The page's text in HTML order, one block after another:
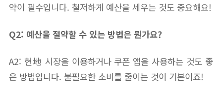
약이 필수입니다. 철저하게 예산을 세우는 것도 중요해요!
Q2: 예산을 절약할 수 있는 방법은 뭔가요?
A2: 현地 시장을 이용하거나 쿠폰 앱을 사용하는 것도 좋
은 방법입니다. 불필요한 소비를 줄이는 것이 기본이죠!